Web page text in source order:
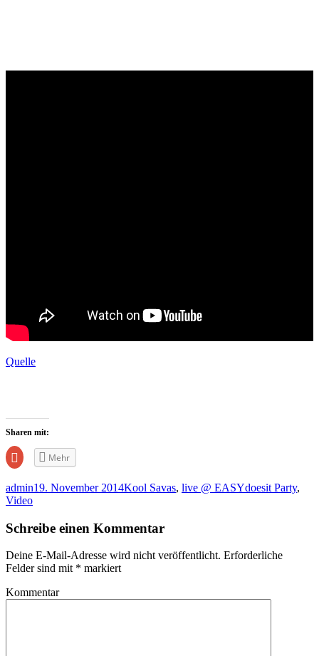
Quelle
Sharen mit:
Zum
Teilen
anklicken
(Wird
in
Fenster
geöffnet)
Mehr
admin19. November 2014Kool Savas, live @ EASYdoesit Party,
Video
Schreibe einen Kommentar
Deine E-Mail-Adresse wird nicht veröffentlicht. Erforderliche
Felder sind mit * markiert
Kommentar